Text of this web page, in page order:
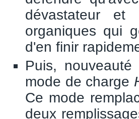
dévastateur et
organiques qui
d'en finir
Puis,
mode de charge
Ce mode
deux